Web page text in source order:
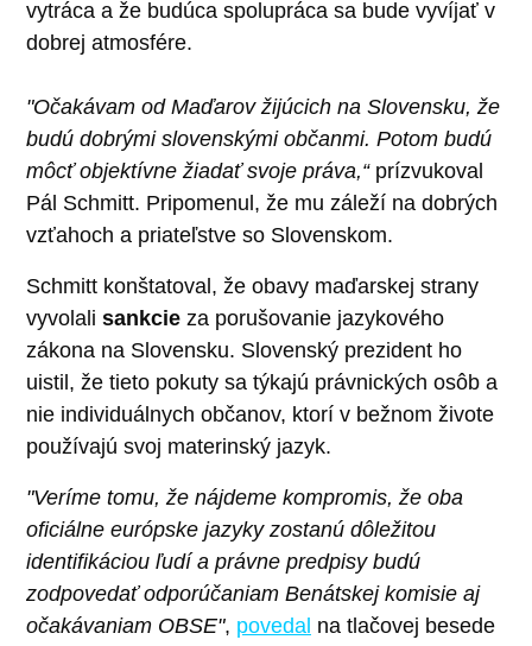
vytráca a že budúca spolupráca sa bude vyvíjať v
dobrej atmosfére.
"Očakávam od Maďarov žijúcich na Slovensku, že
budú dobrými slovenskými občanmi. Potom budú
môcť objektívne žiadať svoje práva,“ prízvukoval
Pál Schmitt. Pripomenul, že mu záleží na dobrých
vzťahoch a priateľstve so Slovenskom.
Schmitt konštatoval, že obavy maďarskej strany
vyvolali sankcie za porušovanie jazykového
zákona na Slovensku. Slovenský prezident ho
uistil, že tieto pokuty sa týkajú právnických osôb a
nie individuálnych občanov, ktorí v bežnom živote
používajú svoj materinský jazyk.
"Veríme tomu, že nájdeme kompromis, že oba
oficiálne európske jazyky zostanú dôležitou
identifikáciou ľudí a právne predpisy budú
zodpovedať odporúčaniam Benátskej komisie aj
očakávaniam OBSE", povedal na tlačovej besede